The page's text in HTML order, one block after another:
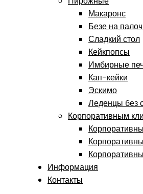
Макаронс
Безе на
Сладкий стол
Кейкпопсы
Имбирные
Кап-кейки
Эскимо
Леденцы без
Корпоративным
Информация
Контакты